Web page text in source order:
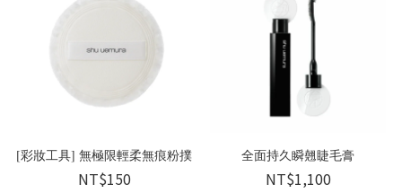
[彩妝工具] 無極限輕柔無痕粉撲
NT$150
全面持久瞬翹睫毛膏
NT$1,100